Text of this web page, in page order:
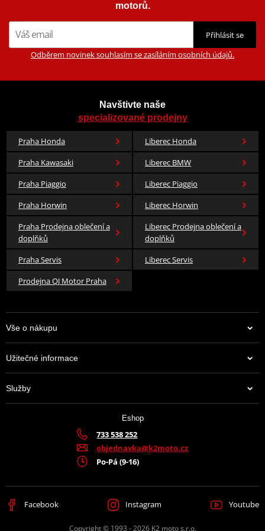
Barva
zelená
Zobrazit všechny produkty
motorů.
Přihlásit se
Odběrem novinek souhlasím se zasíláním osobních údajů.
Navštivte naše
specializované prodejny
Praha Honda
Liberec Honda
Praha Kawasaki
Liberec BMW
Praha Piaggio
Liberec Piaggio
Praha Horwin
Liberec Horwin
Praha Prodejna oblečení a
doplňků
Liberec Prodejna oblečení a
doplňků
Praha Servis
Liberec Servis
Prodejna QJ Motor Praha
Vše o nákupu
Užitečné informace
Služby
Eshop
733 538 252
objednavka@k2moto.cz
Po-Pá (9-16)
Facebook Instagram Youtube
Copyright © 1993 - 2026 K2 moto s.r.o.